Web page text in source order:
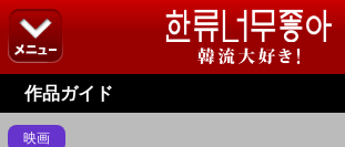
作品ガイド
映画